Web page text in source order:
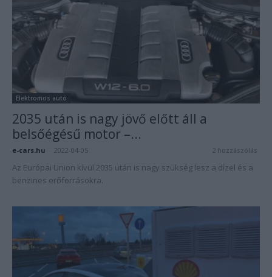
Elektromos autó
2035 után is nagy jövő előtt áll a
belsőégésű motor –...
e-cars.hu 2022-04-05 2 hozzászólás
Az Európai Union kívül 2035 után is nagy szükség lesz a dízel és a
benzines erőforrásokra.